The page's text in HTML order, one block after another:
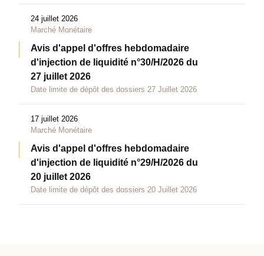
24 juillet 2026
Marché Monétaire
Avis d'appel d'offres hebdomadaire
d'injection de liquidité n°30/H/2026 du
27 juillet 2026
Date limite de dépôt des dossiers 27 Juillet 2026
17 juillet 2026
Marché Monétaire
Avis d'appel d'offres hebdomadaire
d'injection de liquidité n°29/H/2026 du
20 juillet 2026
Date limite de dépôt des dossiers 20 Juillet 2026